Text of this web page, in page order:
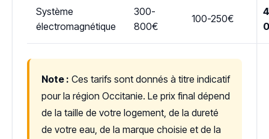
Système
électromagnétique
300-
800€
100-250€
Note : Ces tarifs sont donnés à titre indicatif
pour la région Occitanie. Le prix final dépend
de la taille de votre logement, de la dureté
de votre eau, de la marque choisie et de la